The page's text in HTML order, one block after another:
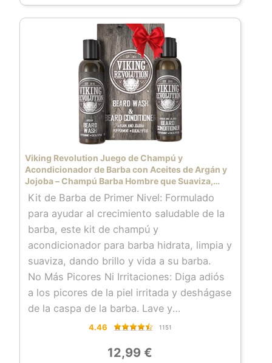
está completamente satisfecho,
simplemente póngase en contacto con
nosotros y nos encargaremos de ello.
Viking Revolution Juego de Champú y
Acondicionador de Barba con Aceites de Argán y
Jojoba – Champú Barba Hombre que Suaviza,
Alisa y Fortalece el Crecimiento – Aroma Natural
Menta y Eucalipto 2×150 ml
Kit de Barba de Primer Nivel: Formulado
para ayudar al crecimiento saludable de la
barba, este kit de champú y
acondicionador para barba hidrata, limpia y
suaviza, dando brillo y vida a su barba.
No Más Picores Ni Irritaciones: Diga adiós
a los picores de la piel irritada y deshágase
de la caspa de la barba. Lave y
acondicione su barba, y presuma de ella.
de barba limpia y nutre en profundidad.
4.46 1151
12,99 €